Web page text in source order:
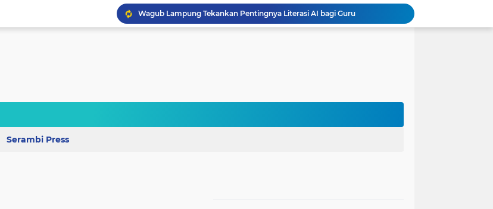
Wagub Lampung Tekankan Pentingnya Literasi AI bagi Guru
Sekolah Gagasceria Jadi Rujukan Pembelajaran Mendalam bagi Delegasi Malaysia
Perkuat Mutu Pendidikan, Uhamka Luncurkan Sistem Tracer Study 2026
Serambi Press